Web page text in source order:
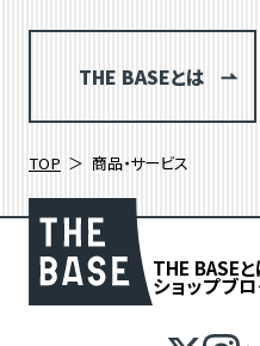
THE BASEとは
TOP 商品・サービス
THE BASE
ショップブ